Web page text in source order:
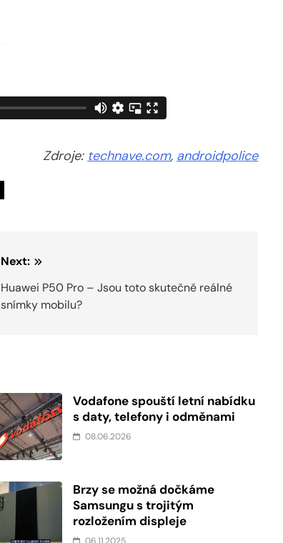
Zdroje: technave.com, androidpolice
Next:
Huawei P50 Pro – Jsou toto skutečně reálné
snímky mobilu?
Vodafone spouští letní nabídku
s daty, telefony i odměnami
08.06.2026
Brzy se možná dočkáme
Samsungu s trojitým
rozložením displeje